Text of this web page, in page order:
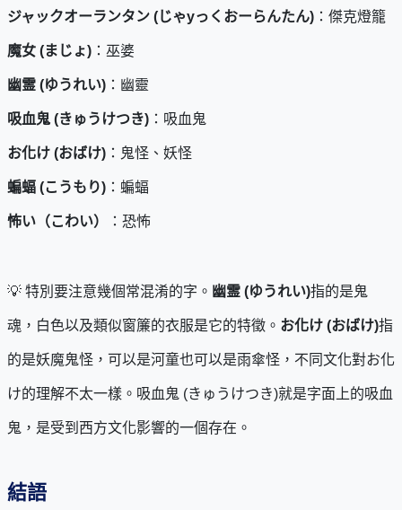
ジャックオーランタン (じゃyっくおーらんたん) ：傑克燈籠
魔女 (まじょ) ：巫婆
幽霊 (ゆうれい) ：幽靈
吸血鬼 (きゅうけつき) ：吸血鬼
お化け (おばけ) ：鬼怪、妖怪
蝙蝠 (こうもり) ：蝙蝠
怖い（こわい） ：恐怖
💡 特別要注意幾個常混淆的字。 幽霊 (ゆうれい)指的是鬼
魂，白色以及類似窗簾的衣服是它的特徵。 お化け (おばけ)指
的是妖魔鬼怪，可以是河童也可以是雨傘怪，不同文化對お化
け的理解不太一樣。吸血鬼 (きゅうけつき)就是字面上的吸血
鬼，是受到西方文化影響的一個存在。
結語